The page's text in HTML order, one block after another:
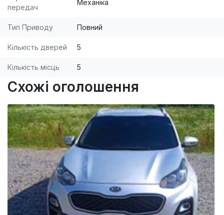
передач
Механіка
Тип Приводу Повний
Кількість дверей 5
Кількість місць 5
Схожі оголошення